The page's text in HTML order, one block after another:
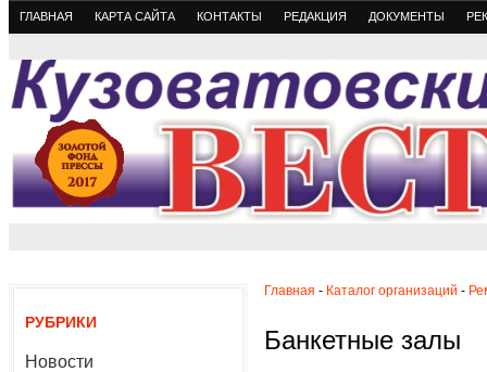
ГЛАВНАЯ КАРТА САЙТА КОНТАКТЫ РЕДАКЦИЯ ДОКУМЕНТЫ
РУБРИКИ
Новости
Главная - Каталог организаций -
Банкетные залы